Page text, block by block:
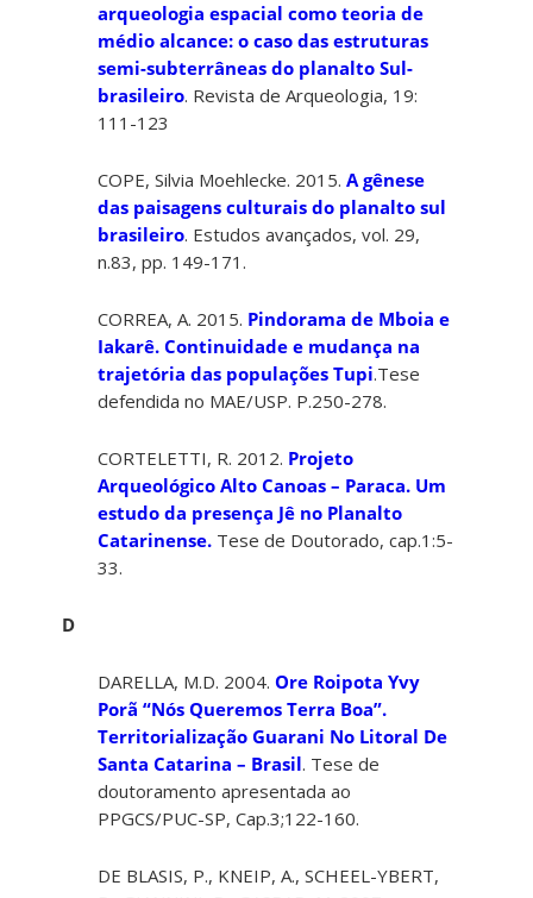
arqueologia espacial como teoria de
médio alcance: o caso das estruturas
semi-subterrâneas do planalto Sul-
brasileiro. Revista de Arqueologia, 19:
111-123
COPE, Silvia Moehlecke. 2015.A gênese
das paisagens culturais do planalto sul
brasileiro. Estudos avançados, vol. 29,
n.83, pp. 149-171.
CORREA, A. 2015. Pindorama de Mboia e
Iakarê. Continuidade e mudança na
trajetória das populações Tupi.Tese
defendida no MAE/USP. P.250-278.
CORTELETTI, R. 2012. Projeto
Arqueológico Alto Canoas – Paraca. Um
estudo da presença Jê no Planalto
Catarinense. Tese de Doutorado, cap.1:5-
33.
D
DARELLA, M.D. 2004.Ore Roipota Yvy
Porã “Nós Queremos Terra Boa”.
Territorialização Guarani No Litoral De
Santa Catarina – Brasil. Tese de
doutoramento apresentada ao
PPGCS/PUC-SP, Cap.3;122-160.
DE BLASIS, P., KNEIP, A., SCHEEL-YBERT,